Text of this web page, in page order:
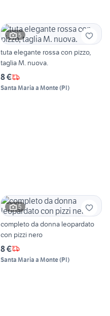
5
tuta elegante rossa con pizzo,
taglia M. nuova.
8 €
Santa Maria a Monte(PI)
5
completo da donna leopardato
con pizzi nero
8 €
Santa Maria a Monte(PI)